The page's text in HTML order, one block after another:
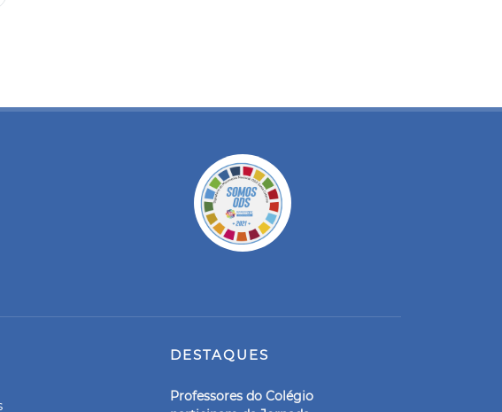
DESTAQUES
Professores do Colégio